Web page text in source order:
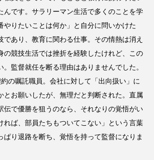
んです。サラリーマン生活で多くのことを学
やりたいことは何か」と自分に問いかけた
であり、教育に関わる仕事。その情熱は消え
の競技生活では挫折を経験したけれど、この
。監督就任を断る理由はありませんでした。
の嘱託職員。会社に対して「出向扱い」に
とお願いしたが、無理だと判断された。直属
伝で優勝を狙うのなら、それなりの覚悟がい
れば、部員たちもついてこない」という言葉
ぱり退路を断ち、覚悟を持って監督になりま